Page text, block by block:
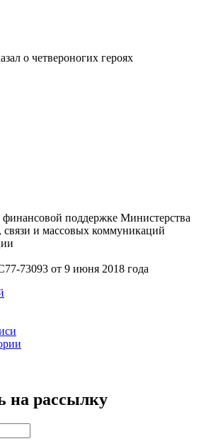
о четвероногих героях
поддержке Министерства
связи и массовых коммуникаций
73093 от 9 июня 2018 года
на рассылку